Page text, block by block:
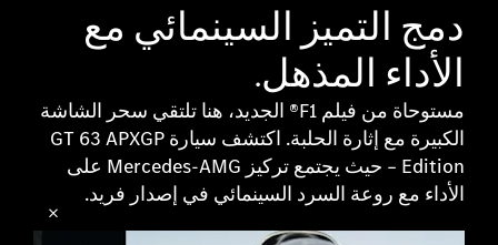
دمج التميز السينمائي مع
الأداء المذهل.
مستوحاة من فيلم F1® الجديد، هنا تلتقي سحر الشاشة
الكبيرة مع إثارة الحلبة. اكتشف سيارة GT 63 APXGP
Edition – حيث يجتمع تركيز Mercedes-AMG على
الأداء مع روعة السرد السينمائي في إصدار فريد.